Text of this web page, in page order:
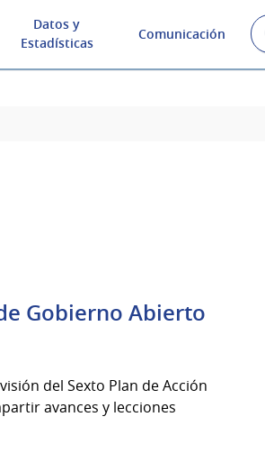
Datos y
Estadísticas
Comunicación
Gobierno Abierto
del Sexto Plan de Acción
avances y lecciones